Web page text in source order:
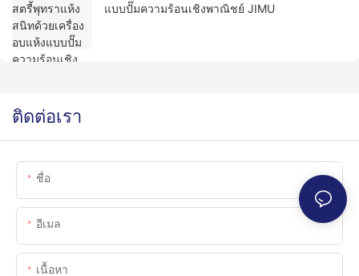
แบบปั๊มความร้อนเชิงพาณิชย์ JIMU
ติดต่อเรา
ชื่อ
อีเมล
เนื้อหา